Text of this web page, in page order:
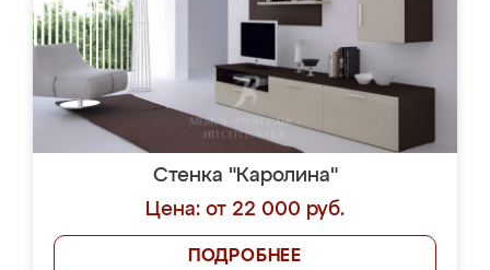
Стенка "Каролина"
Цена: от 22 000 руб.
ПОДРОБНЕЕ